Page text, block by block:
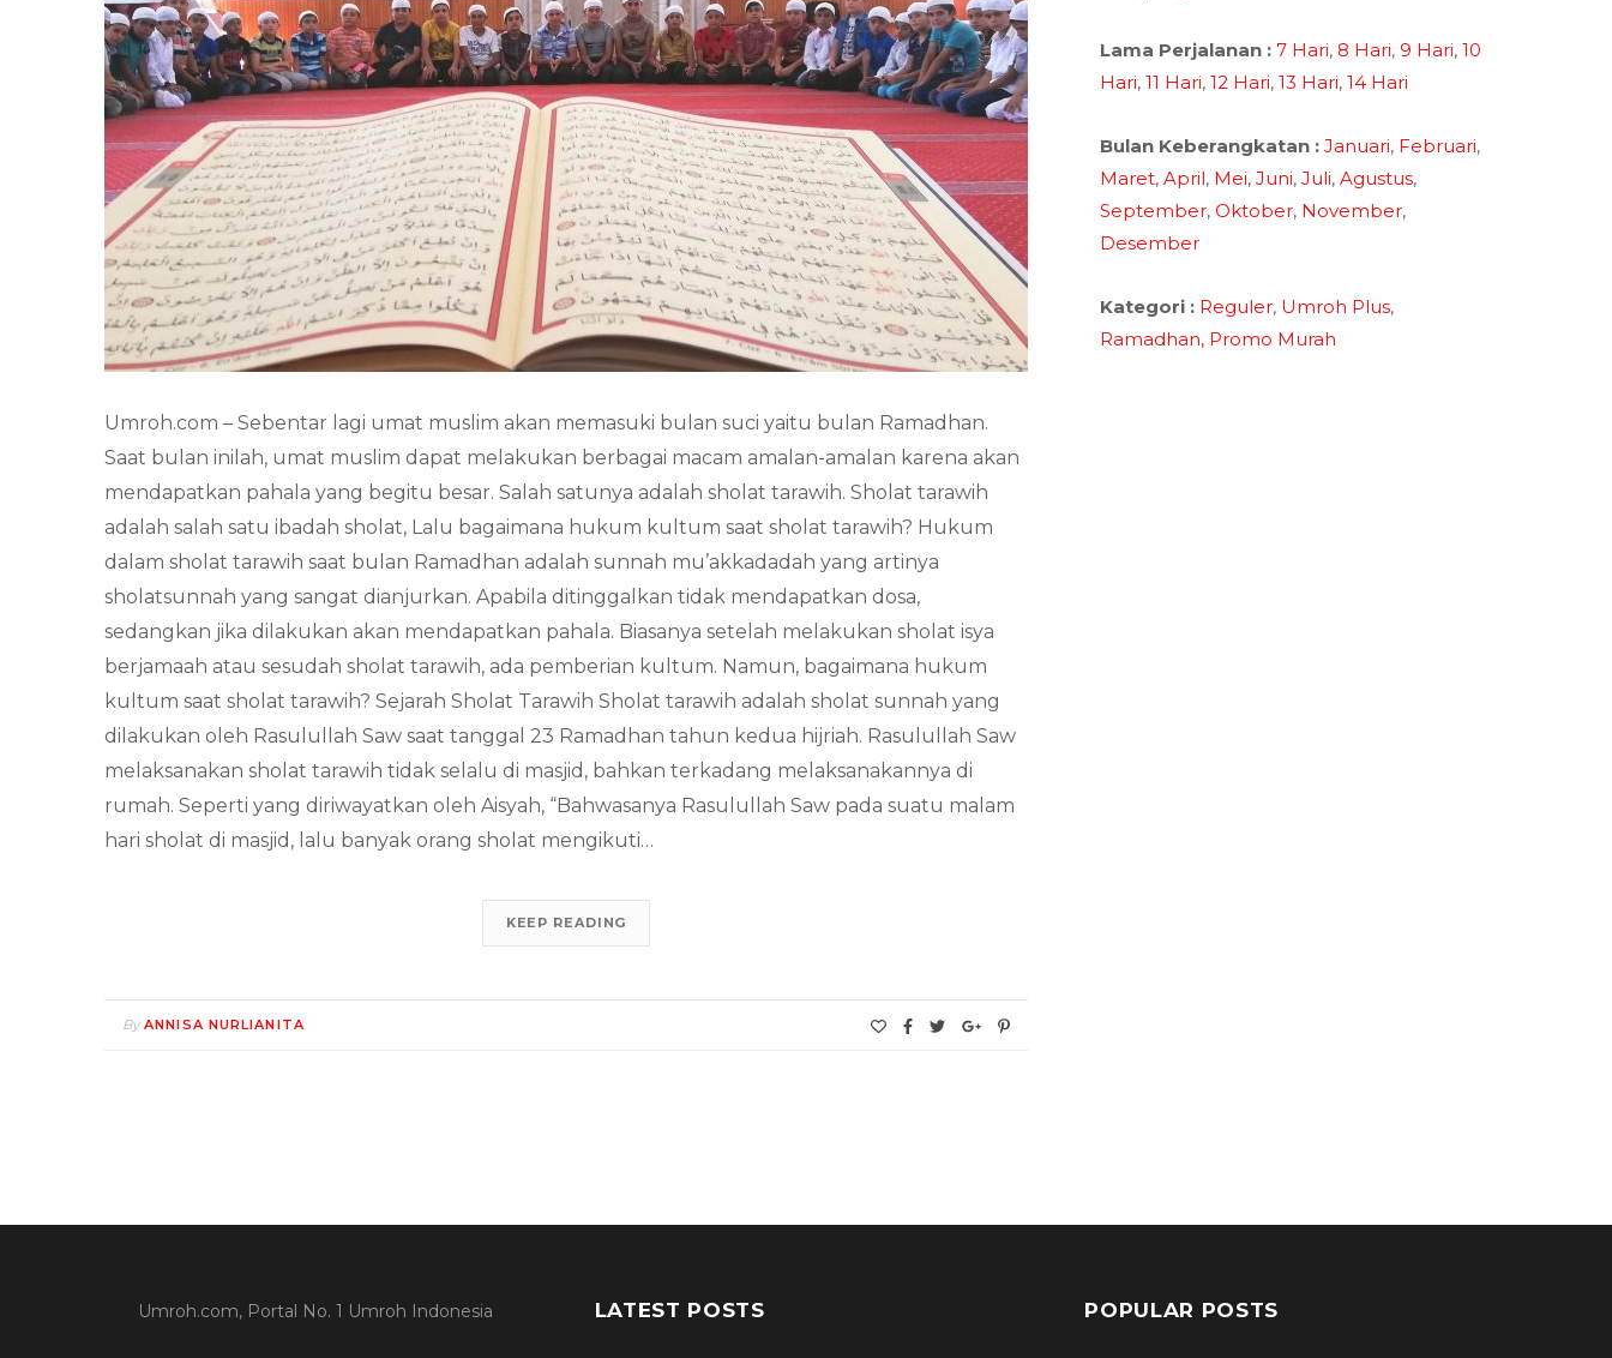
Umroh.com – Sebentar lagi umat muslim akan memasuki bulan suci yaitu bulan Ramadhan.
Saat bulan inilah, umat muslim dapat melakukan berbagai macam amalan-amalan karena akan
mendapatkan pahala yang begitu besar. Salah satunya adalah sholat tarawih. Sholat tarawih
adalah salah satu ibadah sholat, Lalu bagaimana hukum kultum saat sholat tarawih? Hukum
dalam sholat tarawih saat bulan Ramadhan adalah sunnah mu’akkadadah yang artinya
sholatsunnah yang sangat dianjurkan. Apabila ditinggalkan tidak mendapatkan dosa,
sedangkan jika dilakukan akan mendapatkan pahala. Biasanya setelah melakukan sholat isya
berjamaah atau sesudah sholat tarawih, ada pemberian kultum. Namun, bagaimana hukum
kultum saat sholat tarawih? Sejarah Sholat Tarawih Sholat tarawih adalah sholat sunnah yang
dilakukan oleh Rasulullah Saw saat tanggal 23 Ramadhan tahun kedua hijriah. Rasulullah Saw
melaksanakan sholat tarawih tidak selalu di masjid, bahkan terkadang melaksanakannya di
rumah. Seperti yang diriwayatkan oleh Aisyah, “Bahwasanya Rasulullah Saw pada suatu malam
hari sholat di masjid, lalu banyak orang sholat mengikuti…
KEEP READING
By ANNISA NURLIANITA
Lama Perjalanan : 7 Hari, 8 Hari, 9 Hari, 10
Hari, 11 Hari, 12 Hari, 13 Hari, 14 Hari
Bulan Keberangkatan : Januari, Februari,
Maret, April, Mei, Juni, Juli, Agustus,
September, Oktober, November,
Desember
Kategori : Reguler, Umroh Plus,
Ramadhan, Promo Murah
Umroh.com, Portal No. 1 Umroh Indonesia LATEST POSTS POPULAR POSTS